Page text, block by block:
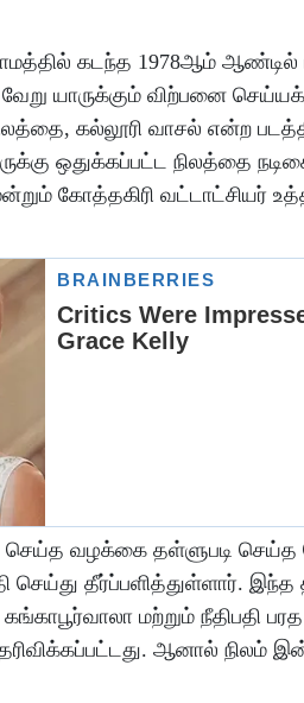
கடந்த 1978ஆம் ஆண்டில்
யாருக்கும் விற்பனை
கல்லூரி வாசல் என்ற
ஒதுக்கப்பட்ட நிலத்தை
கோத்தகிரி வட்டாட்சியர்
செய்த வழக்கை தள்ளுபடி
செய்து தீர்ப்பளித்துள்ளார். இந்த
மற்றும் நீதிபதி
ஆனால்